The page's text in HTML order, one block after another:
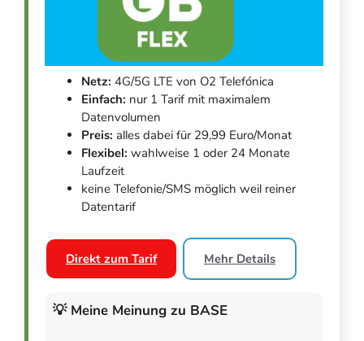
Netz: 4G/5G LTE von O2 Telefónica
Einfach: nur 1 Tarif mit maximalem
Datenvolumen
Preis: alles dabei für 29,99 Euro/Monat
Flexibel: wahlweise 1 oder 24 Monate
Laufzeit
keine Telefonie/SMS möglich weil reiner
Datentarif
Direkt zum Tarif Mehr Details
💡 Meine Meinung zu BASE